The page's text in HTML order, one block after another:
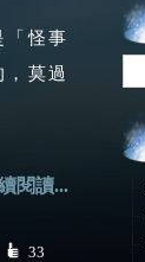
「怪事
莫過
閱讀...
33